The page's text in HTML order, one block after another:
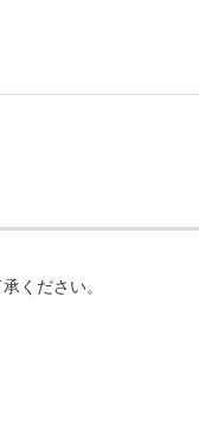
ください。